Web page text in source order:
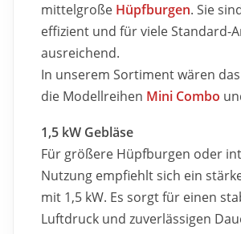
mittelgroße Hüpfburgen. Sie
effizient und für viele Standard-
ausreichend.
In unserem Sortiment wären
die Modellreihen Mini Combo
1,5 kW Gebläse
Für größere Hüpfburgen oder
Nutzung empfiehlt sich ein
mit 1,5 kW. Es sorgt für einen
Luftdruck und zuverlässigen